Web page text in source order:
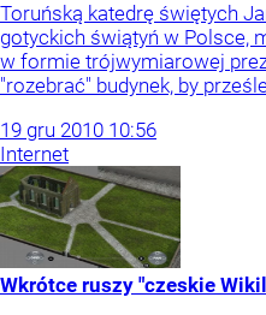
Toruńską katedrę świętych
gotyckich świątyń w Polsce,
w formie trójwymiarowej
"rozebrać" budynek, by
19 gru 2010 10:56
Internet
Wkrótce ruszy "czeskie